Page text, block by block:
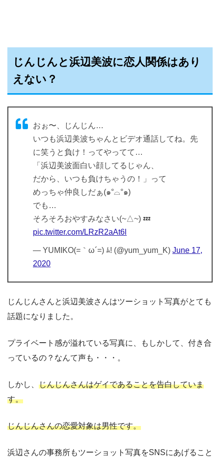
じんじんと浜辺美波に恋人関係はあり
えない？
おぉ〜、じんじん…
いつも浜辺美波ちゃんとビデオ通話してね。先
に笑うと負け！ってやってて…
「浜辺美波面白い顔してるじゃん、
だから、いつも負けちゃうの！」って
めっちゃ仲良しだぁ(๑°⌓︎°๑)
でも…
そろそろおやすみなさい(~△︎~) 💤
pic.twitter.com/LRzR2aAt6l
— YUMIKO(=｀ω´=) ﾑ! (@yum_yum_K) June 17,
2020
じんじんさんと浜辺美波さんはツーショット写真がとても
話題になりました。
プライベート感が溢れている写真に、もしかして、付き合
っているの？なんて声も・・・。
しかし、 じんじんさんはゲイであることを告白していま
す。
じんじんさんの恋愛対象は男性です。
浜辺さんの事務所もツーショット写真をSNSにあげること